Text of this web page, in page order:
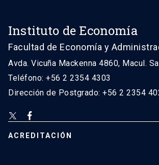
Instituto de Economía
Facultad de Economía y
Avda. Vicuña Mackenna 4860, Macul.
Teléfono: +56 2 2354 4303
Dirección de Postgrado: +56 2 2354
ACREDITACIÓN